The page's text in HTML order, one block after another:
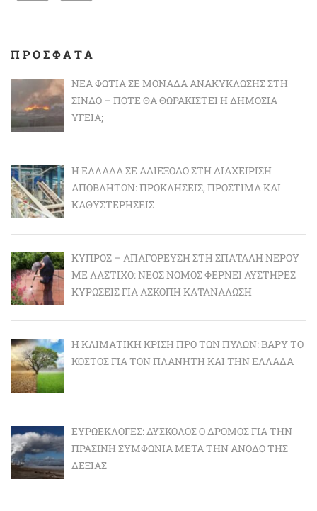
ΠΡΟΣΦΑΤΑ
ΝΈΑ ΦΩΤΙΆ ΣΕ ΜΟΝΆΔΑ ΑΝΑΚΎΚΛΩΣΗΣ ΣΤΗ
ΣΊΝΔΟ – ΠΌΤΕ ΘΑ ΘΩΡΑΚΙΣΤΕΊ Η ΔΗΜΌΣΙΑ
ΥΓΕΊΑ;
Η ΕΛΛΆΔΑ ΣΕ ΑΔΙΈΞΟΔΟ ΣΤΗ ΔΙΑΧΕΊΡΙΣΗ
ΑΠΟΒΛΉΤΩΝ: ΠΡΟΚΛΉΣΕΙΣ, ΠΡΌΣΤΙΜΑ ΚΑΙ
ΚΑΘΥΣΤΕΡΉΣΕΙΣ
ΚΎΠΡΟΣ – ΑΠΑΓΌΡΕΥΣΗ ΣΤΗ ΣΠΑΤΆΛΗ ΝΕΡΟΎ
ΜΕ ΛΆΣΤΙΧΟ: ΝΈΟΣ ΝΌΜΟΣ ΦΈΡΝΕΙ ΑΥΣΤΗΡΈΣ
ΚΥΡΏΣΕΙΣ ΓΙΑ ΆΣΚΟΠΗ ΚΑΤΑΝΆΛΩΣΗ
Η ΚΛΙΜΑΤΙΚΉ ΚΡΊΣΗ ΠΡΟ ΤΩΝ ΠΥΛΏΝ: BΑΡΎ ΤΟ
ΚΌΣΤΟΣ ΓΙΑ ΤΟΝ ΠΛΑΝΉΤΗ ΚΑΙ ΤΗΝ ΕΛΛΆΔΑ
ΕΥΡΩΕΚΛΟΓΈΣ: ΔΎΣΚΟΛΟΣ Ο ΔΡΌΜΟΣ ΓΙΑ ΤΗΝ
ΠΡΆΣΙΝΗ ΣΥΜΦΩΝΊΑ ΜΕΤΆ ΤΗΝ ΆΝΟΔΟ ΤΗΣ
ΔΕΞΙΆΣ